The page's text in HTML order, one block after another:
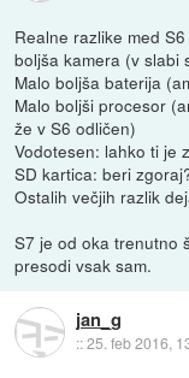
Realne razlike med
boljša kamera (v slabi
Malo boljša baterija
Malo boljši procesor
že v S6 odličen)
Vodotesen: lahko ti je
SD kartica: beri
Ostalih večjih razlik
S7 je od oka trenutno
presodi vsak sam.
jan_g
::25. feb 2016,